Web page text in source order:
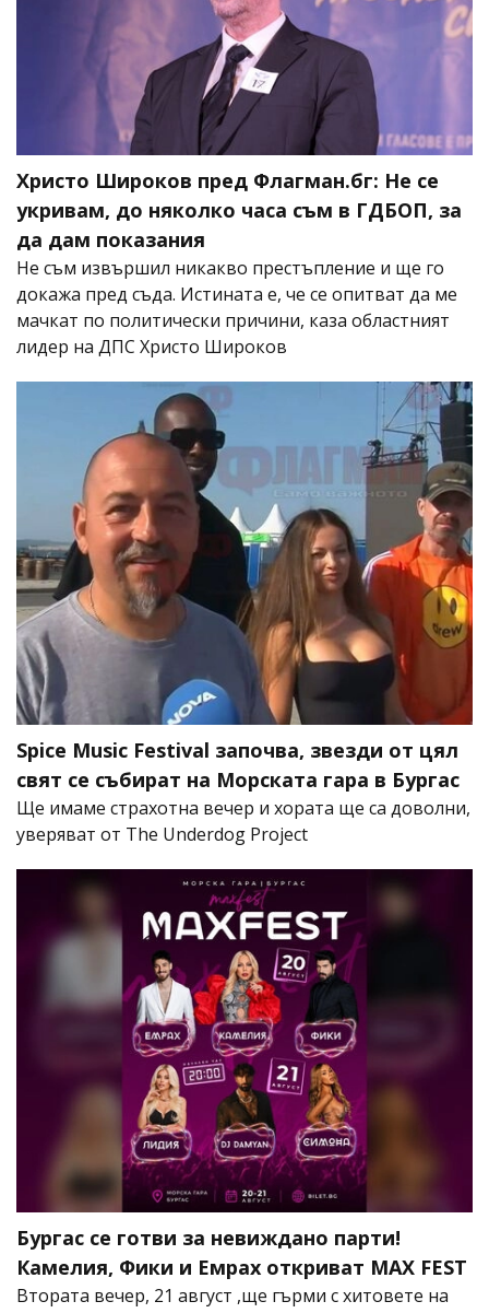
Христо Широков пред Флагман.бг: Не се
укривам, до няколко часа съм в ГДБОП, за
да дам показания
Не съм извършил никакво престъпление и ще го
докажа пред съда. Истината е, че се опитват да ме
мачкат по политически причини, каза областният
лидер на ДПС Христо Широков
Spice Music Festival започва, звезди от цял
свят се събират на Морската гара в Бургас
Ще имаме страхотна вечер и хората ще са доволни,
уверяват от The Underdog Project
Бургас се готви за невиждано парти!
Камелия, Фики и Емрах откриват MAX FEST
Втората вечер, 21 август ,ще гърми с хитовете на